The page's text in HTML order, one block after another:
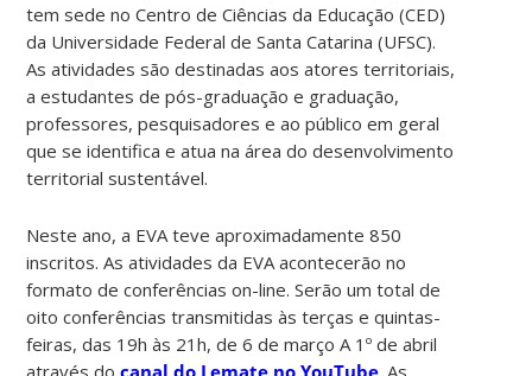
tem sede no Centro de Ciências da Educação (CED)
da Universidade Federal de Santa Catarina (UFSC).
As atividades são destinadas aos atores territoriais,
a estudantes de pós-graduação e graduação,
professores, pesquisadores e ao público em geral
que se identifica e atua na área do desenvolvimento
territorial sustentável.
Neste ano, a EVA teve aproximadamente 850
inscritos. As atividades da EVA acontecerão no
formato de conferências on-line. Serão um total de
oito conferências transmitidas às terças e quintas-
feiras, das 19h às 21h, de 6 de março A 1º de abril
através do canal do Lemate no YouTube . As